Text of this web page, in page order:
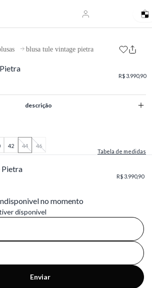
blusa tule vintage pietra
R$ 3.990,90
descrição
42 44
46
Tabela de medidas
Pietra
R$ 3.990,90
no momento
disponivel
Enviar